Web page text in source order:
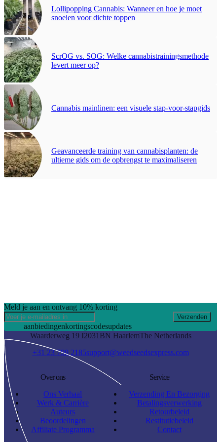
Lollipopping Cannabis: Wanneer en hoe je moet
snoeien voor dichte toppen
ScrOG vs. SOG: Welke cannabistrainingsmethode
levert meer op?
Cannabis mainlinen: een visuele stap-voor-stapgids
Geavanceerde training van cannabisplanten: de
ultieme gids om de opbrengst te maximaliseren
Meld je aan en ontvang 10% korting
Verzenden
aanbiedingenkortingscodesupdates
Waarderweg 19 I2031BN HaarlemThe Netherlands
+31 23 799 2185support@weedseedsexpress.com
Over ons
Ons Verhaal
Werk & Carrière
Auteurs
Beoordelingen
Affiliate Programma
Service
Verzending En Bezorging
Betalingsverwerking
Retourbeleid
Restitutiebeleid
Contact